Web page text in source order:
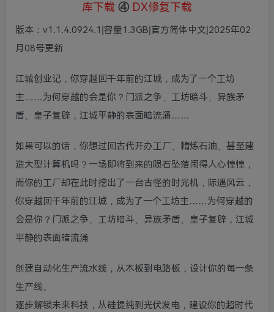
库下载 ④ DX修复下载
版本：v1.1.4.0924.1|容量1.3GB|官方简体中文|2025年02
月08号更新
江城创业记，你穿越回千年前的江城，成为了一个工坊
主……为何穿越的会是你？门派之争、工坊暗斗、异族矛
盾、皇子复辟，江城平静的表面暗流涌……
如果可以的话，你想过回古代开办工厂、精炼石油、甚至建
造大型计算机吗？一场即将到来的陨石坠落闹得人心惶惶，
而你的工厂却在此时挖出了一台古怪的时光机，际遇风云，
你穿越回千年前的江城，成为了一个工坊主……为何穿越的
会是你？门派之争、工坊暗斗、异族矛盾、皇子复辟，江城
平静的表面暗流涌
创建自动化生产流水线，从木板到电路板，设计你的每一条
生产线。
逐步解锁未来科技，从硅提纯到光伏发电，建设你的超时代